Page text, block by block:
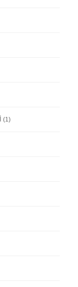
(1)